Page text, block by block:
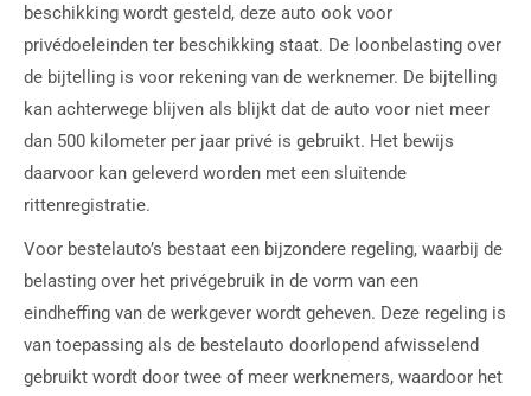
beschikking wordt gesteld, deze auto ook voor
privédoeleinden ter beschikking staat. De loonbelasting over
de bijtelling is voor rekening van de werknemer. De bijtelling
kan achterwege blijven als blijkt dat de auto voor niet meer
dan 500 kilometer per jaar privé is gebruikt. Het bewijs
daarvoor kan geleverd worden met een sluitende
rittenregistratie.
Voor bestelauto’s bestaat een bijzondere regeling, waarbij de
belasting over het privégebruik in de vorm van een
eindheffing van de werkgever wordt geheven. Deze regeling is
van toepassing als de bestelauto doorlopend afwisselend
gebruikt wordt door twee of meer werknemers, waardoor het